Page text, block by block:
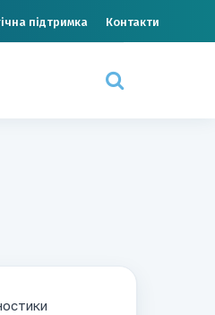
підтримка Контакти